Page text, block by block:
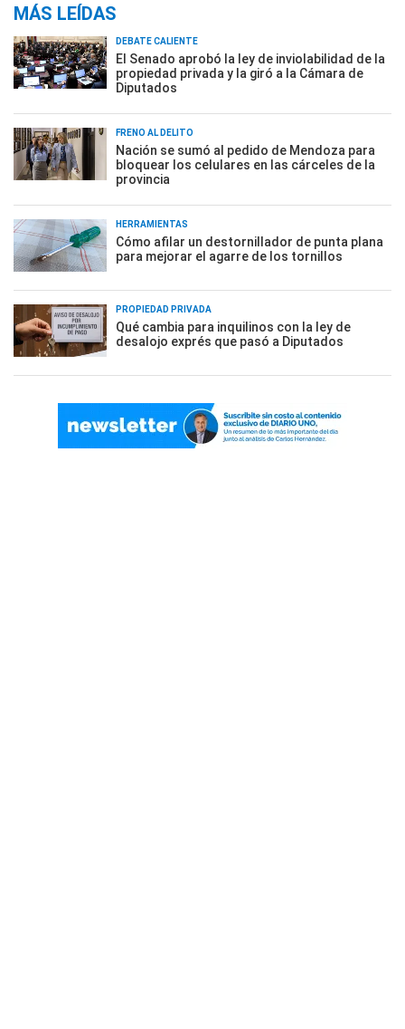
MÁS LEÍDAS
DEBATE CALIENTE
El Senado aprobó la ley de inviolabilidad de la
propiedad privada y la giró a la Cámara de
Diputados
FRENO AL DELITO
Nación se sumó al pedido de Mendoza para
bloquear los celulares en las cárceles de la
provincia
HERRAMIENTAS
Cómo afilar un destornillador de punta plana
para mejorar el agarre de los tornillos
PROPIEDAD PRIVADA
Qué cambia para inquilinos con la ley de
desalojo exprés que pasó a Diputados